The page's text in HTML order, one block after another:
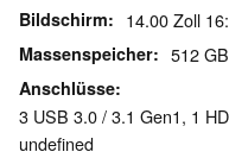
Bildschirm 14.00 Zoll
Massenspeicher 512
Anschlüsse
3 USB 3.0 / 3.1 Gen1, 1
undefined